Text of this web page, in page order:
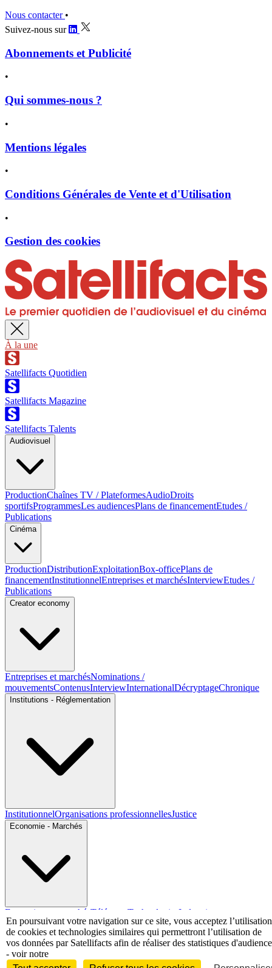
Nous contacter •
Suivez-nous sur
Abonnements et Publicité
•
Qui sommes-nous ?
•
Mentions légales
•
Conditions Générales de Vente et d'Utilisation
•
Gestion des cookies
À la une
Satellifacts Quotidien
Satellifacts Magazine
Satellifacts Talents
Audiovisuel
ProductionChaînes TV / PlateformesAudioDroits
sportifsProgrammesLes audiencesPlans de financementEtudes /
Publications
Cinéma
ProductionDistributionExploitationBox-officePlans de
financementInstitutionnelEntreprises et marchésInterviewEtudes /
Publications
Creator economy
Entreprises et marchésNominations /
mouvementsContenusInterviewInternationalDécryptageChronique
Institutions - Réglementation
InstitutionnelOrganisations professionnellesJustice
Economie - Marchés
Entreprises et marchés Télécoms Technologies Industries
techniquesDiversifications
International
En poursuivant votre navigation sur ce site, vous acceptez l’utilisation
de cookies et technologies similaires qui permettront l’utilisation de
vos données par Satellifacts afin de réaliser des statistiques d'audience
- voir notre